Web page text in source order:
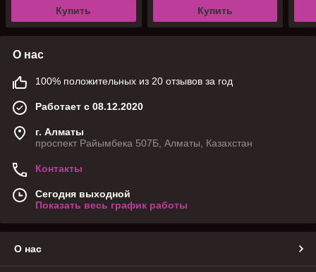
Купить Купить
О нас
100% положительных из 20 отзывов за год
Работает с 08.12.2020
г. Алматы
проспект Райымбека 507Б, Алматы, Казахстан
Контакты
Сегодня выходной
Показать весь график работы
О нас